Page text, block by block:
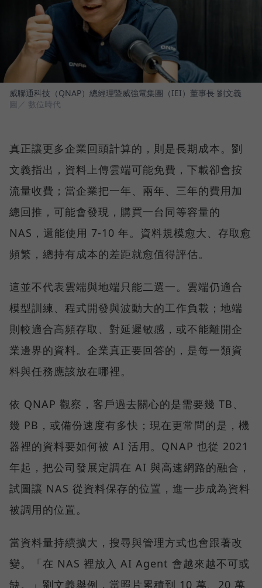
威聯通科技（QNAP）總經理暨威強電集團（IEI）董事長 劉文義
圖／ 數位時代
真正讓更多企業回頭計算的，則是長期成本。劉
文義指出，資料上傳雲端可能免費，下載卻會按
流量收費；當企業把一年、兩年、三年的費用加
總回推，可能會發現，購買一台同等容量的
NAS，還能使用 7-10 年。資料規模愈大、存取愈
頻繁，總持有成本的差距就愈值得評估。
這並不代表雲端與地端只能二選一。雲端仍適合
模型訓練、程式開發與波動大的工作負載；地端
則較適合高頻存取、對延遲敏感，或不能離開企
業邊界的資料。企業真正要回答的，是每一類資
料與任務應該放在哪裡。
依 QNAP 觀察，客戶過去關心的是需要幾 TB、
幾 PB，或備份速度有多快；現在更常問的是，機
器裡的資料要如何被 AI 活用。QNAP 也從 2021
年起，把公司發展定調在 AI 與高速網路的融合，
試圖讓 NAS 從資料保存的位置，進一步成為資料
被調用的位置。
當資料量持續擴大，搜尋與管理方式也會跟著改
變。「在 NAS 裡放入 AI Agent 會越來越不可或
缺。」劉文義舉例，當照片累積到 10 萬、20 萬